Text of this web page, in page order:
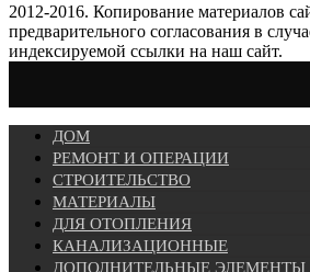
2012-2016. Копирование материалов
предварительного согласования в
индексируемой ссылки на наш сайт.
ДОМ
РЕМОНТ И ОПЕРАЦИИ
СТРОИТЕЛЬСТВО
МАТЕРИАЛЫ
ДЛЯ ОТОПЛЕНИЯ
КАНАЛИЗАЦИОННЫЕ
ДОПОЛНИТЕЛЬНЫЕ ЭЛЕМЕНТЫ